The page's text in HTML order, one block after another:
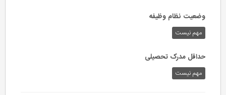
وضعیت نظام وظیفه
مهم‌ نیست
حداقل مدرک تحصیلی
مهم نیست